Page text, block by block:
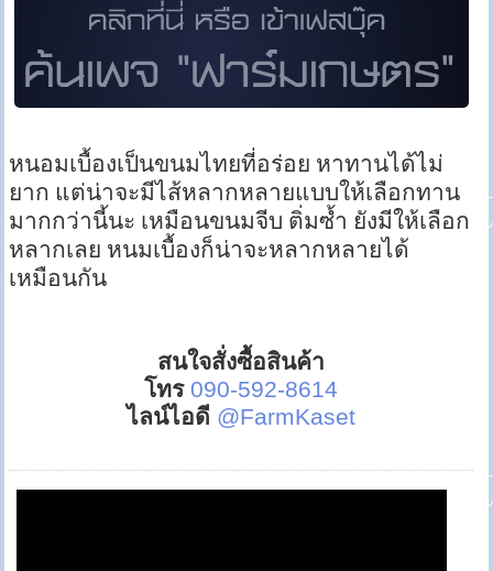
หนอมเบื้องเป็นขนมไทยที่อร่อย หาทานได้ไม่
ยาก แต่น่าจะมีไส้หลากหลายแบบให้เลือกทาน
มากกว่านี้นะ เหมือนขนมจีบ ติ่มซ้ำ ยังมีให้เลือก
หลากเลย หนมเบื้องก็น่าจะหลากหลายได้
เหมือนกัน
สนใจสั่งซื้อสินค้า
โทร 090-592-8614
ไลน์ไอดี @FarmKaset